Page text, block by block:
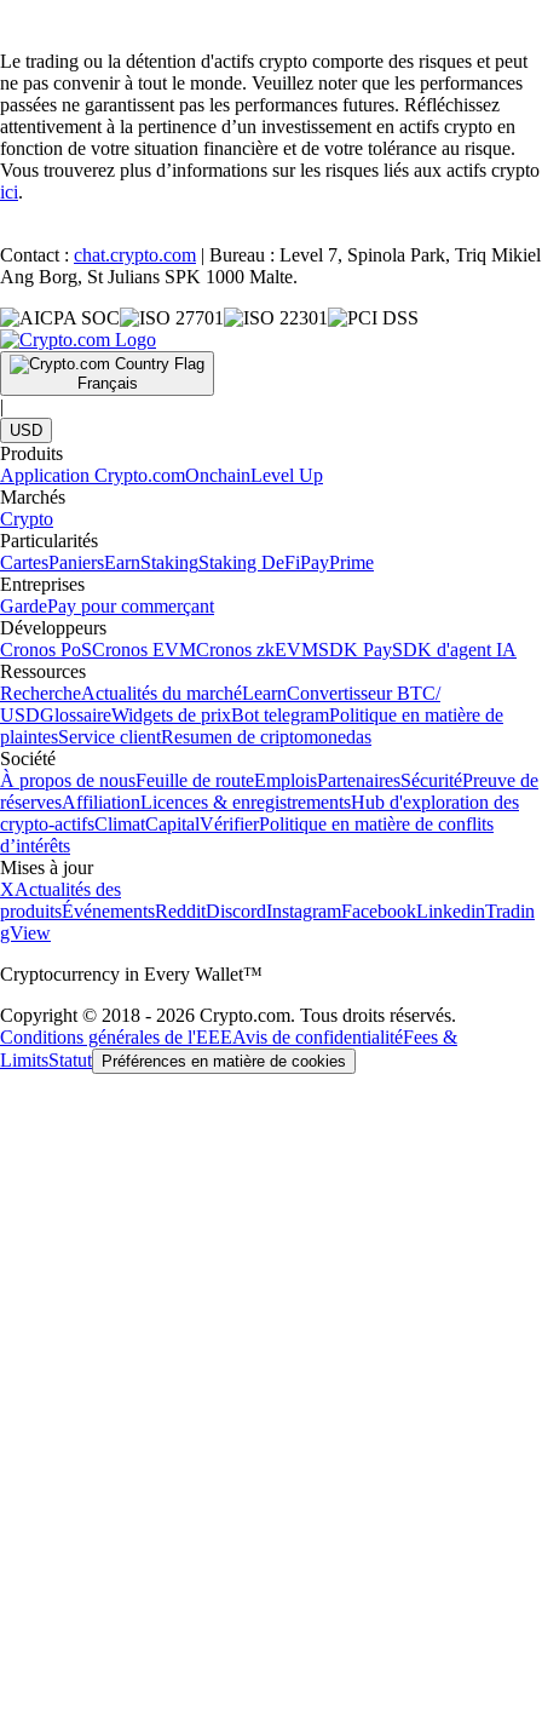
Le trading ou la détention d'actifs crypto comporte des risques et peut
ne pas convenir à tout le monde. Veuillez noter que les performances
passées ne garantissent pas les performances futures. Réfléchissez
attentivement à la pertinence d’un investissement en actifs crypto en
fonction de votre situation financière et de votre tolérance au risque.
Vous trouverez plus d’informations sur les risques liés aux actifs crypto
ici.
Contact : chat.crypto.com | Bureau : Level 7, Spinola Park, Triq Mikiel
Ang Borg, St Julians SPK 1000 Malte.
Français
|
USD
Produits
Application Crypto.comOnchainLevel Up
Marchés
Crypto
Particularités
CartesPaniersEarnStakingStaking DeFiPayPrime
Entreprises
GardePay pour commerçant
Développeurs
Cronos PoSCronos EVMCronos zkEVMSDK PaySDK d'agent IA
Ressources
RechercheActualités du marchéLearnConvertisseur BTC/
USDGlossaireWidgets de prixBot telegramPolitique en matière de
plaintesService clientResumen de criptomonedas
Société
À propos de nousFeuille de routeEmploisPartenairesSécuritéPreuve de
réservesAffiliationLicences & enregistrementsHub d'exploration des
crypto-actifsClimatCapitalVérifierPolitique en matière de conflits
d’intérêts
Mises à jour
XActualités des
produitsÉvénementsRedditDiscordInstagramFacebookLinkedinTradin
gView
Cryptocurrency in Every Wallet™
Copyright © 2018 - 2026 Crypto.com. Tous droits réservés.
Conditions générales de l'EEEAvis de confidentialitéFees &
LimitsStatut Préférences en matière de cookies